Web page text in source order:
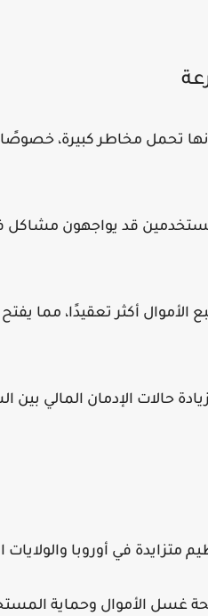
أنها تحمل مخاطر كبيرة،
قد يواجهون
الأموال أكثر تعقيدًا، مما
حالات الإدمان المالي بين
متزايدة في أوروبا
غسل الأموال وحماية